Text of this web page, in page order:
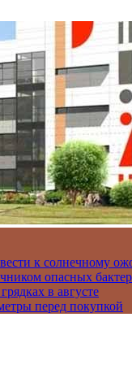
к солнечному
опасных
в августе
перед покупкой